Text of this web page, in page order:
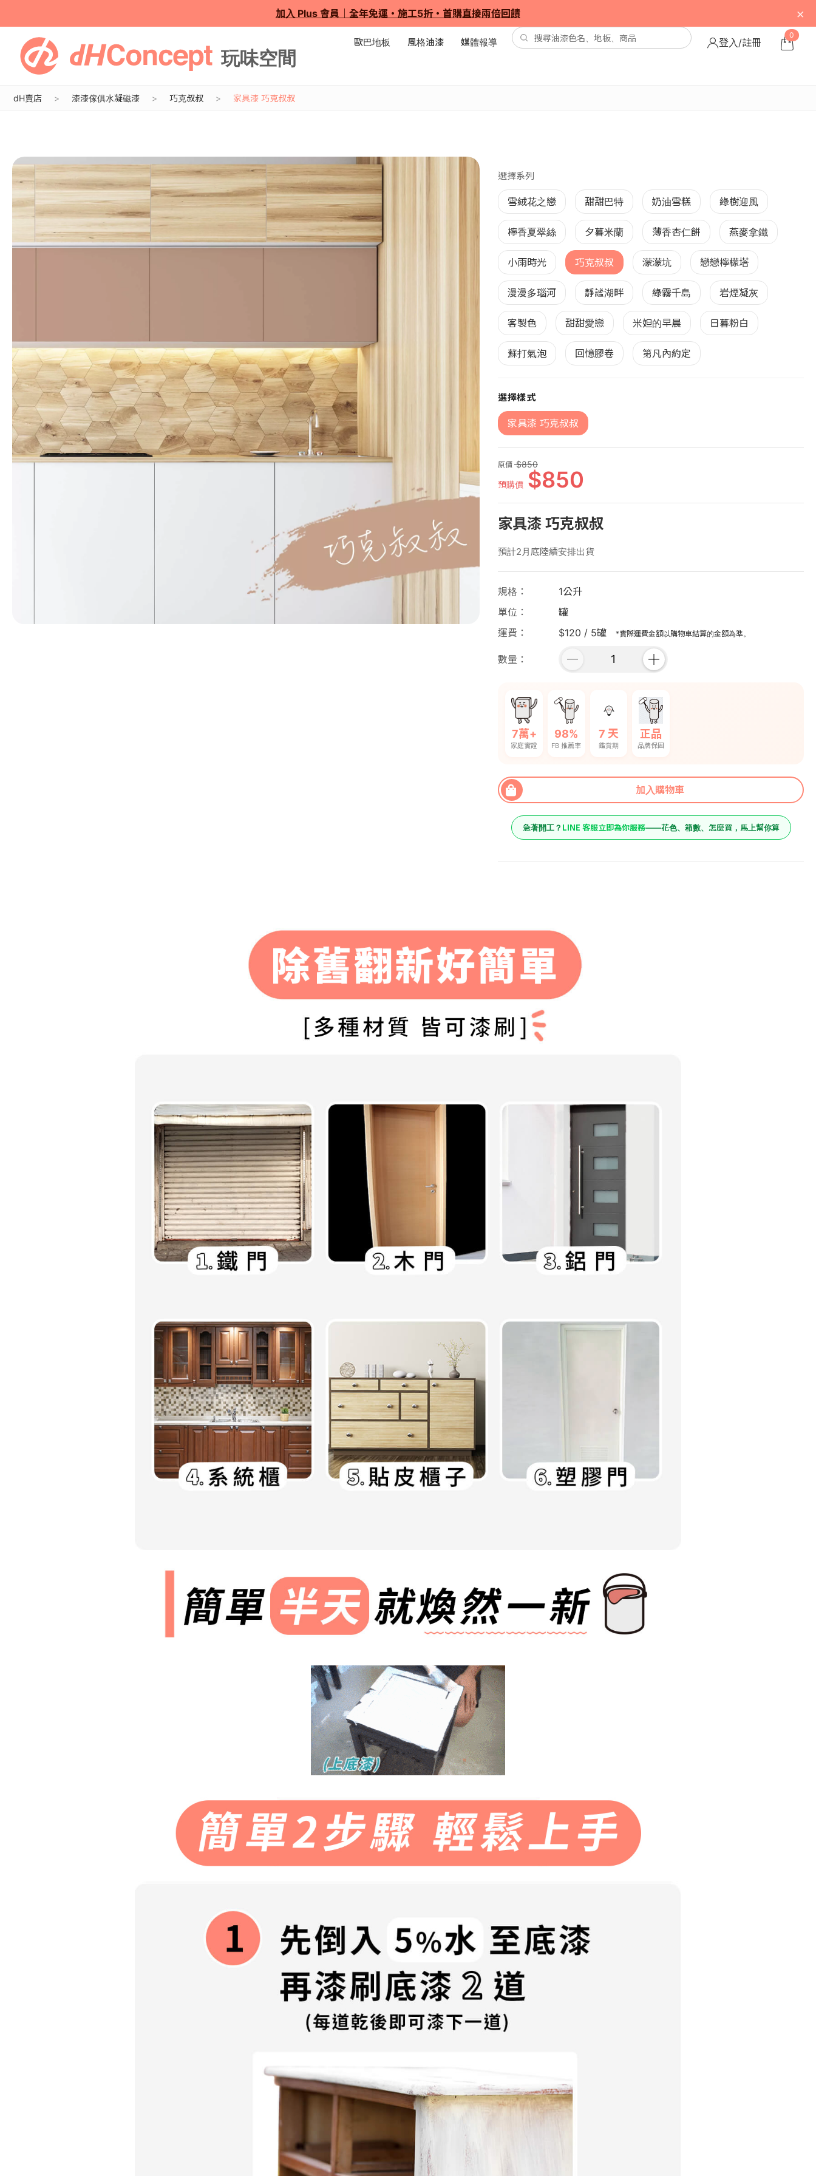
加入 Plus 會員｜全年免運・施工5折・首購直接兩倍回饋 ×
歐巴地板 風格油漆 媒體報導 登入/註冊
0
dH賣店 漆漆傢俱水凝磁漆 巧克叔叔 家具漆 巧克叔叔
選擇系列
雪絨花之戀 甜甜巴特 奶油雪糕 綠樹迎風
檸香夏翠絲 夕暮米蘭 薄香杏仁餅 燕麥拿鐵
小雨時光 巧克叔叔 濛濛坑 戀戀檸檬塔
漫漫多瑙河 靜謐湖畔 綠霧千島 岩煙凝灰
客製色 甜甜愛戀 米妲的早晨 日暮粉白
蘇打氣泡 回憶膠卷 第凡內約定
選擇樣式
家具漆 巧克叔叔
原價
850
預購價
850
家具漆 巧克叔叔
預計2月底陸續安排出貨
規格
1公升
單位
罐
運費
$120 / 5罐 *實際運費金額以購物車結算的金額為準。
數量
7萬+
家庭實證
98%
FB 推薦率
7 天
鑑賞期
正品
品牌保固
加入購物車
急著開工？ LINE 客服立即為你服務——花色、箱數、怎麼買，馬上幫你算
850